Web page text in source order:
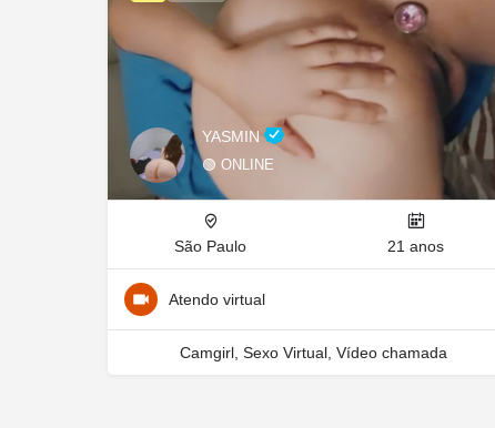
YASMIN
🟢 ONLINE
São Paulo 21 anos
Atendo virtual
Camgirl, Sexo Virtual, Vídeo chamada